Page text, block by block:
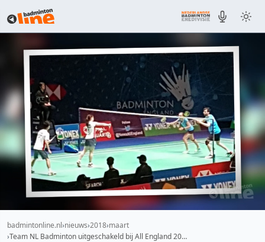
badmintonline.nl nieuws 2018 maart
Team NL Badminton uitgeschakeld bij All England 20…